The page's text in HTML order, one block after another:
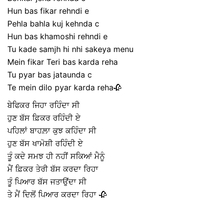
Hun bas fikar rehndi e
Pehla bahla kuj kehnda c
Hun bas khamoshi rehndi e
Tu kade samjh hi nhi sakeya menu
Mein fikar Teri bas karda reha
Tu pyar bas jataunda c
Te mein dilo pyar karda reha🥀
ਬੇਫਿਕਰ ਜਿਹਾ ਰਹਿੰਦਾ ਸੀ
ਹੁਣ ਬੱਸ ਫ਼ਿਕਰ ਰਹਿੰਦੀ ਏ
ਪਹਿਲਾਂ ਬਾਹਲ਼ਾ ਕੁਝ ਕਹਿੰਦਾ ਸੀ
ਹੁਣ ਬੱਸ ਖਾਮੋਸ਼ੀ ਰਹਿੰਦੀ ਏ
ਤੂੰ ਕਦੇ ਸਮਝ ਹੀ ਨਹੀਂ ਸਕਿਆਂ ਮੈਨੂੰ
ਮੈਂ ਫ਼ਿਕਰ ਤੇਰੀ ਬੱਸ ਕਰਦਾ ਰਿਹਾ
ਤੂੰ ਪਿਆਰ ਬੱਸ ਜਤਾਉਂਦਾ ਸੀ
ਤੇ ਮੈਂ ਦਿਲੋਂ ਪਿਆਰ ਕਰਦਾ ਰਿਹਾ 🥀